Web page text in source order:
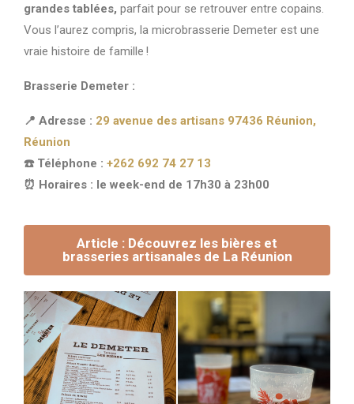
grandes tablées, parfait pour se retrouver entre copains.
Vous l’aurez compris, la microbrasserie Demeter est une
vraie histoire de famille !
Brasserie Demeter :
📍 Adresse : 29 avenue des artisans 97436 Réunion,
Réunion
☎️ Téléphone : +262 692 74 27 13
⏰ Horaires : le week-end de 17h30 à 23h00
Article : Découvrez les bières et
brasseries artisanales de La Réunion